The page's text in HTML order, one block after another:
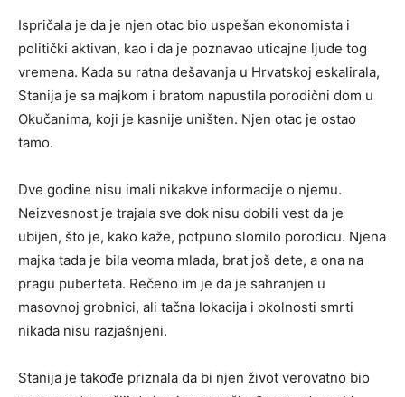
Ispričala je da je njen otac bio uspešan ekonomista i
politički aktivan, kao i da je poznavao uticajne ljude tog
vremena. Kada su ratna dešavanja u Hrvatskoj eskalirala,
Stanija je sa majkom i bratom napustila porodični dom u
Okučanima, koji je kasnije uništen. Njen otac je ostao
tamo.
Dve godine nisu imali nikakve informacije o njemu.
Neizvesnost je trajala sve dok nisu dobili vest da je
ubijen, što je, kako kaže, potpuno slomilo porodicu. Njena
majka tada je bila veoma mlada, brat još dete, a ona na
pragu puberteta. Rečeno im je da je sahranjen u
masovnoj grobnici, ali tačna lokacija i okolnosti smrti
nikada nisu razjašnjeni.
Stanija je takođe priznala da bi njen život verovatno bio